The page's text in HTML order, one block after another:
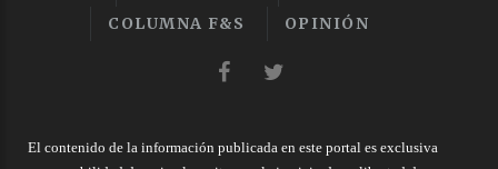
COLUMNA F&S
OPINIÓN
El contenido de la información publicada en este portal es exclusiva